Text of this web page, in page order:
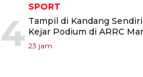
4
SPORT
Tampil di Kandang
Kejar Podium di ARRC
23 jam